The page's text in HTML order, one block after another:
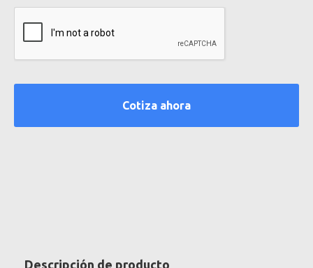
Descripción de producto